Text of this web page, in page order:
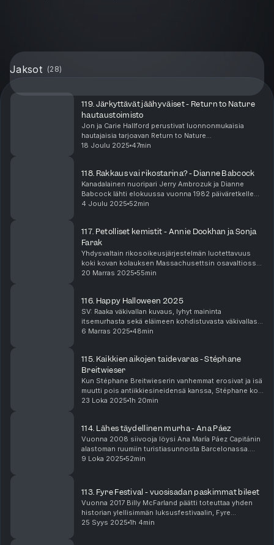
mansion-conditions Lidz, Franz (2003). Ghosty men - The Strange but True
Story of the Collyer Brothers and My Uncle Arthur, New York's Greatest
Hoarders (An Urban Historical) Bloomsbury, USA.
Jaksot (28)
119. Järkyttävät jäähyväiset - Return to Nature
hautaustoimisto
Jon ja Carie Hallford perustivat luonnonmukaisia
hautajaisia tarjoavan Return to Nature
hautaustoimiston Coloradoon vuonna 2017. Aluksi
18 Joulu 2025 47min
118. Rakkaus vai rikostarina? - Dianne Babcock
Kanadalainen nuoripari Jerry Ambrozuk ja Dianne
Babcock lähti elokuussa vuonna 1982 päiväretkelle
Cessna C150 -mallisella pienlentokoneella.
4 Joulu 2025 52min
117. Petolliset kemistit - Annie Dookhan ja Sonja
Farak
Yhdysvaltain rikosoikeusjärjestelmän luotettavuus
koki kovan kolauksen Massachusettsin osavaltiossa
vuosina 2012 ja 2013. Ensin Hintonin laboratoriossa
20 Marras 2025 55min
116. Happy Halloween 2025
SV: Raaka väkivallan kuvaus, lyhyt maininta
itsemurhasta sekä eläimeen kohdistuvasta väkivallasta
Piinan Kirous podcastin uusimmassa jaksossa
6 Marras 2025 48min
115. Kaikkien aikojen taidevaras - Stéphane
Breitwieser
Kun Stéphane Breitwieserin vanhemmat erosivat ja isä
muutti pois antiikkiesineidensä kanssa, Stéphane koki
ansaitsevansa ja haluavansa samankaltaisia upeita
23 Loka 2025 1h 20min
114. Lähes täydellinen murha - Ana Páez
Vuonna 2008 siivooja löysi Ana María Páez Capitánin
alastoman ruumiin turistiasunnosta Barcelonassa.
Aluksi kaikki viittasi pieleen menneeseen
9 Loka 2025 52min
113. Fyre Festival - vuosisadan paskimmat bileet
Vuonna 2017 Billy McFarland päätti toteuttaa yhden
historian ylellisimmän luksusfestivaalin, Fyre
Festivalin, kuvankauniilla Norman’s Cay saarella
25 Syys 2025 1h 4min